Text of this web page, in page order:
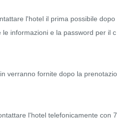
l'hotel il prima possibile dopo
informazioni e la password per il c
verranno fornite dopo la prenotazio
l'hotel telefonicamente con 7